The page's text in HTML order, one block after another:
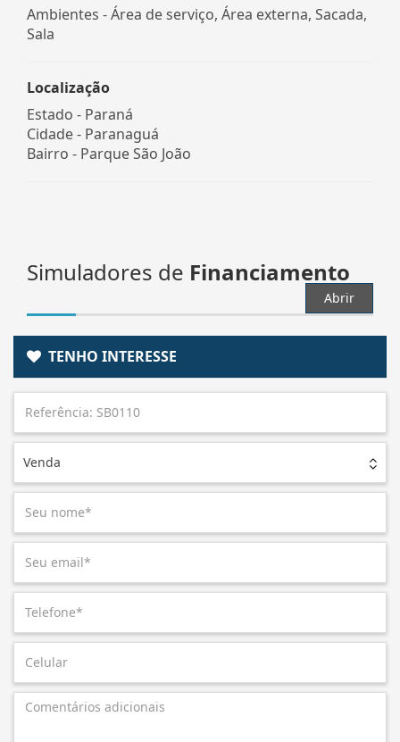
Ambientes - Área de serviço, Área externa, Sacada,
Sala
Localização
Estado - Paraná
Cidade - Paranaguá
Bairro - Parque São João
Simuladores de Financiamento
Abrir
TENHO INTERESSE
Venda